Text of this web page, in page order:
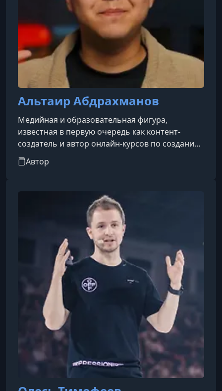
Альтаир Абдрахманов
Медийная и образовательная фигура,
известная в первую очередь как контент-
создатель и автор онлайн-курсов по созданию
и монетизации Reels/видео. Позиционирует
себя как человек, который сделал
Автор